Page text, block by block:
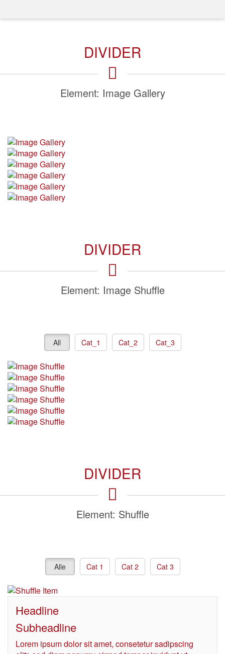
DIVIDER
Element: Image Gallery
DIVIDER
Element: Image Shuffle
All Cat_1 Cat_2 Cat_3
DIVIDER
Element: Shuffle
Alle Cat 1 Cat 2 Cat 3
Headline
Subheadline
Lorem ipsum dolor sit amet, consetetur sadipscing